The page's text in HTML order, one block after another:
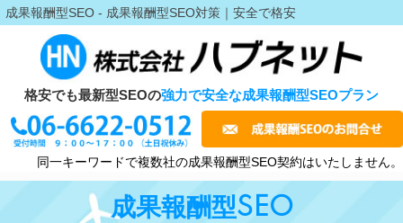
成果報酬型SEO - 成果報酬型SEO対策｜安全で格安
格安でも最新型SEOの強力で安全な成果報酬型SEOプラン
同一キーワードで複数社の成果報酬型SEO契約はいたしません。
成果報酬型SEO